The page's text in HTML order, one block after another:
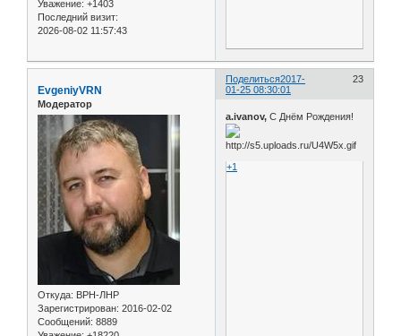
Уважение: +1403
Последний визит:
2026-08-02 11:57:43
Поделиться 23
2017-
01-25 08:30:01
EvgeniyVRN
Модератор
Откуда: ВРН-ЛНР
Зарегистрирован: 2016-02-02
Сообщений: 8889
а.ivanov,С Днём Рождения!
+1